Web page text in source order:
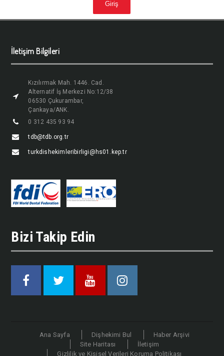
İletişim Bilgileri
Kızılırmak Mah. 1446. Cad.
Alternatif İş Merkezi No:12/38
06530 Çukurambar,
Çankaya/ANK.
0 312 435 93 94
tdb@tdb.org.tr
turkdishekimleribirligi@hs01.kep.tr
Bizi Takip Edin
Facebook Twitter Youtube Instagram
Ana Sayfa Dişhekimi Bul
Haber Arşivi
Site Haritası
İletişim
Gizlilik ve Kişisel Verileri Koruma Politikası